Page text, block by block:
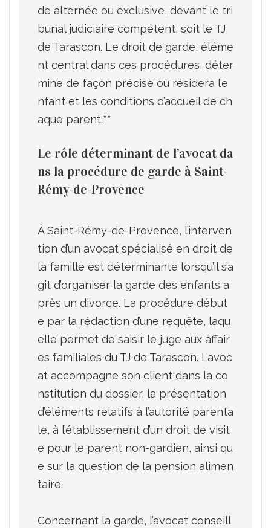
de alternée ou exclusive, devant le tri
bunal judiciaire compétent, soit le TJ
de Tarascon. Le droit de garde, éléme
nt central dans ces procédures, déter
mine de façon précise où résidera l’e
nfant et les conditions d’accueil de ch
Le rôle déterminant de l’avocat da
ns la procédure de garde à Saint-
Rémy-de-Provence
À Saint-Rémy-de-Provence, l’interven
tion d’un avocat spécialisé en droit de
la famille est déterminante lorsqu’il s’a
git d’organiser la garde des enfants a
près un divorce. La procédure début
e par la rédaction d’une requête, laqu
elle permet de saisir le juge aux affair
es familiales du TJ de Tarascon. L’avoc
at accompagne son client dans la co
nstitution du dossier, la présentation
d’éléments relatifs à l’autorité parenta
le, à l’établissement d’un droit de visit
e pour le parent non-gardien, ainsi qu
e sur la question de la pension alimen
taire.
Concernant la garde, l’avocat conseill